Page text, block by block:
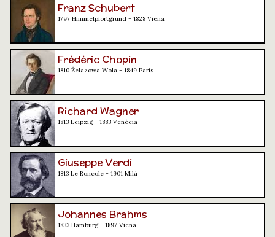
Franz Schubert
1797 Himmelpfortgrund - 1828 Viena
Frédéric Chopin
1810 Żelazowa Wola - 1849 París
Richard Wagner
1813 Leipzig - 1883 Venècia
Giuseppe Verdi
1813 Le Roncole - 1901 Milà
Johannes Brahms
1833 Hamburg - 1897 Viena